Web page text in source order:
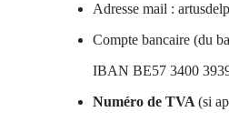
Adresse mail :
Compte bancaire (du
IBAN BE57 3400
Numéro de TVA (si